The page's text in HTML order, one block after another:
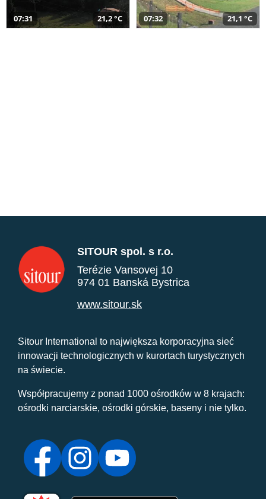
07:31 21,2 °C 07:32 21,1 °C
SITOUR spol. s r.o.
Terézie Vansovej 10
974 01 Banská Bystrica
www.sitour.sk
Sitour International to największa korporacyjna sieć
innowacji technologicznych w kurortach turystycznych
na świecie.
Współpracujemy z ponad 1000 ośrodków w 8 krajach:
ośrodki narciarskie, ośrodki górskie, baseny i nie tylko.